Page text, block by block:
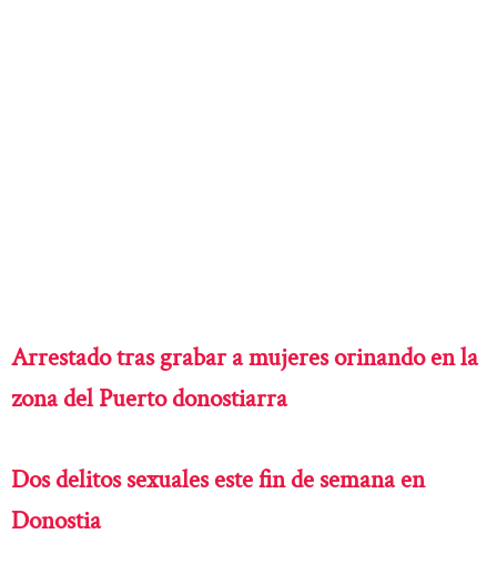
Arrestado tras grabar a mujeres orinando en la
zona del Puerto donostiarra
Dos delitos sexuales este fin de semana en
Donostia